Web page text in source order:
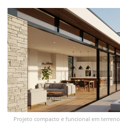
Projeto compacto e funcional em